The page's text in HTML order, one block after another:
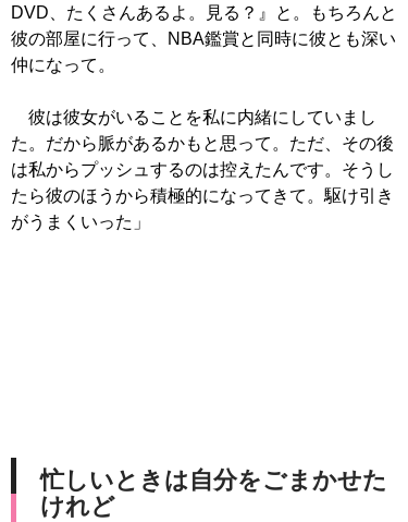
DVD、たくさんあるよ。見る？』と。もちろんと
彼の部屋に行って、NBA鑑賞と同時に彼とも深い
仲になって。
彼は彼女がいることを私に内緒にしていまし
た。だから脈があるかもと思って。ただ、その後
は私からプッシュするのは控えたんです。そうし
たら彼のほうから積極的になってきて。駆け引き
がうまくいった」
忙しいときは自分をごまかせた
けれど